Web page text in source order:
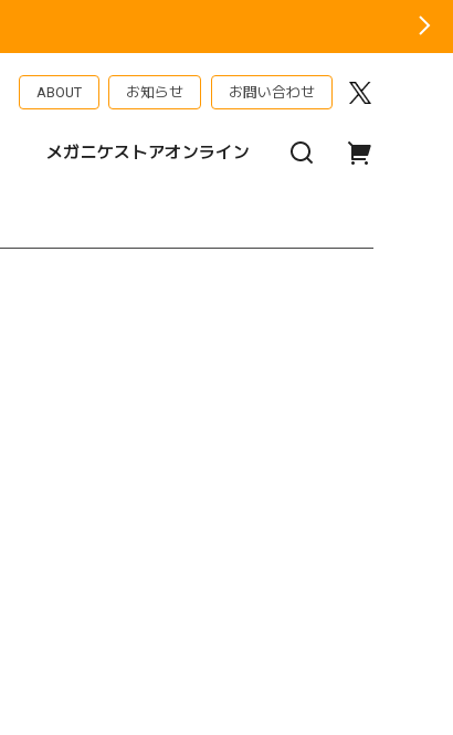
ABOUT お知らせ お問い合わせ
メガニケストアオンライン